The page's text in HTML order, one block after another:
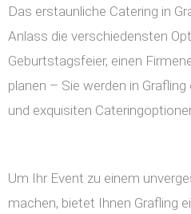
Das erstaunliche Catering in
Anlass die verschiedensten
Geburtstagsfeier, einen
planen – Sie werden in
und exquisiten
Um Ihr Event zu einem
machen, bietet Ihnen Grafling